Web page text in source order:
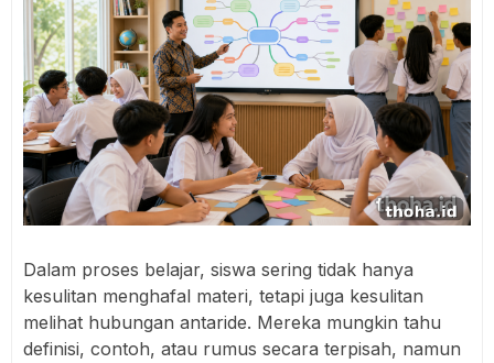
Dalam proses belajar, siswa sering tidak hanya
kesulitan menghafal materi, tetapi juga kesulitan
melihat hubungan antaride. Mereka mungkin tahu
definisi, contoh, atau rumus secara terpisah, namun